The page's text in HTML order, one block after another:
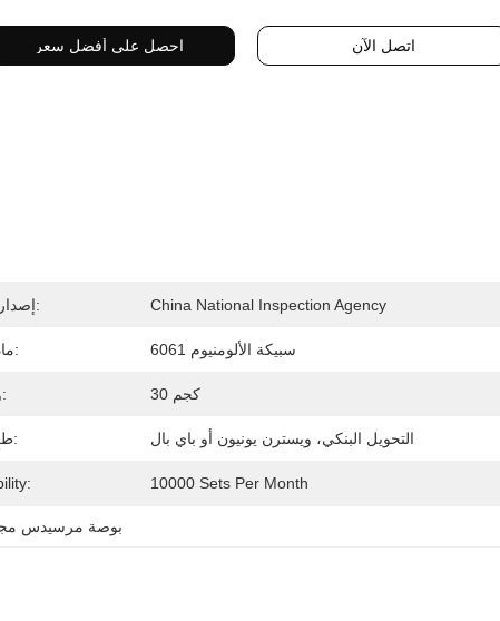
احصل على أفضل سعر اتصل الآن
إصدار الشهادات: China National Inspection Agency
مادة الفرجار: 6061 سبيكة الألومنيوم
وزن العبوة: 30 كجم
طريقة الدفع: التحويل البنكي، ويسترن يونيون أو باي بال
10000 Sets Per Month
17 بوصة مرسيدس